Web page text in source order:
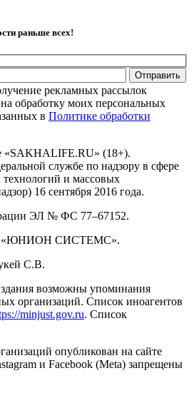
раньше всех!
Отправить
рекламных рассылок
обработку моих персональных
в Политике обработки
«SAKHALIFE.RU» (18+).
службе по надзору в сфере
и массовых
16 сентября 2016 года.
ЭЛ № ФС 77–67152.
«ЮНИОН СИСТЕМС».
С.В.
возможны упоминания
организаций. Список иноагентов
minjust.gov.ru. Список
опубликован на сайте
и Facebook (Metа) запрещены